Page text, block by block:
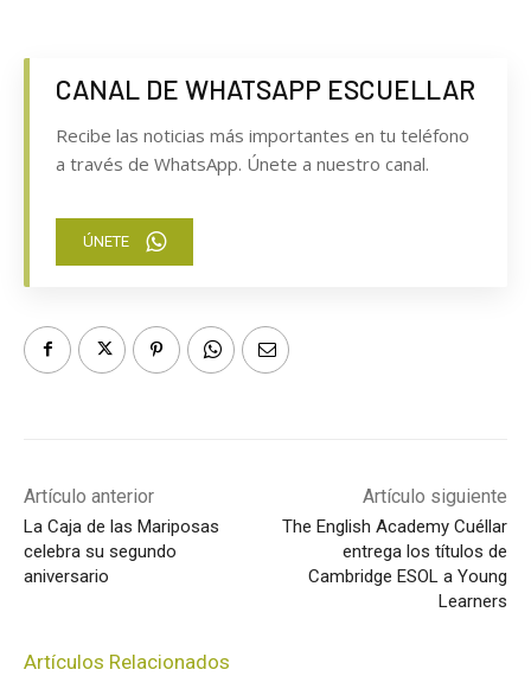
CANAL DE WHATSAPP ESCUELLAR
Recibe las noticias más importantes en tu teléfono
a través de WhatsApp. Únete a nuestro canal.
ÚNETE
Artículo anterior
La Caja de las Mariposas
celebra su segundo
aniversario
Artículo siguiente
The English Academy Cuéllar
entrega los títulos de
Cambridge ESOL a Young
Learners
Artículos Relacionados